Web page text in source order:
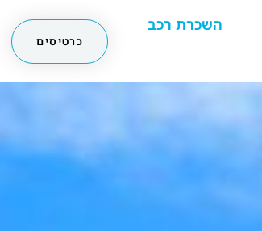
השכרת רכב
כרטיסים